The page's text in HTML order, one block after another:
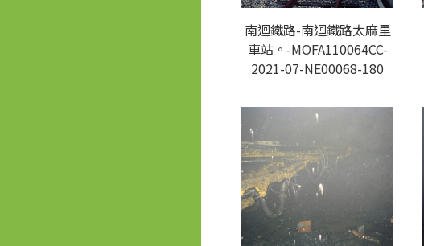
南迴鐵路-南迴鐵路太麻里
車站。-MOFA110064CC-
2021-07-NE00068-180